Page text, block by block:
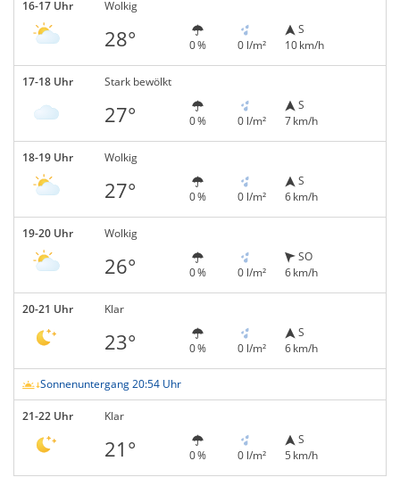
16-17 Uhr Wolkig
28° 0 % 0 l/m²
S
10 km/h
17-18 Uhr Stark bewölkt
27° 0 % 0 l/m²
S
7 km/h
18-19 Uhr Wolkig
27° 0 % 0 l/m²
S
6 km/h
19-20 Uhr Wolkig
26° 0 % 0 l/m²
SO
6 km/h
20-21 Uhr Klar
23° 0 % 0 l/m²
S
6 km/h
Sonnenuntergang 20:54 Uhr
21-22 Uhr Klar
21° 0 % 0 l/m²
S
5 km/h